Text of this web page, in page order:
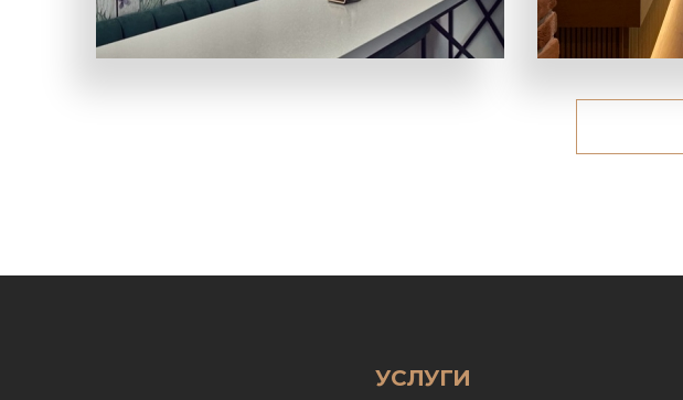
УСЛУГИ